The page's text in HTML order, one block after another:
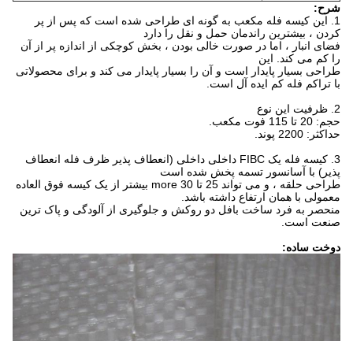
شرح:
1. این کیسه فله مکعب به گونه ای طراحی شده است که پس از پر
کردن ، بیشترین راندمان حمل و نقل را دارد
فضای انبار ، اما در صورت خالی بودن ، بخش کوچکی از اندازه پر از آن
را کم می کند. این
طراحی بسیار پایدار است و آن را بسیار پایدار می کند و برای محصولاتی
با تراکم فله کم ایده آل است.
حجم: 20 تا 115 فوت مکعب.
حداکثر: 2200 پوند.
3. کیسه فله یک FIBC داخلی داخلی (انعطاف پذیر ظرف فله انعطاف
پذیر) با آسانسور تسمه پخش شده است
طراحی حلقه ، و می تواند 25 تا 30 more بیشتر از یک کیسه فوق العاده
معمولی با همان ارتفاع داشته باشد.
منحصر به فرد ساخت بافل دو روکش و جلوگیری از آلودگی و پاک ترین
صنعت است.
دوخت ساده: